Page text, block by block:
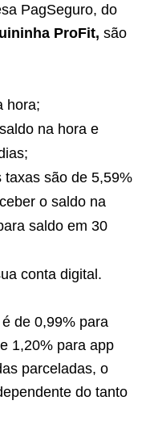
PagSeguro, do
ProFit, são
hora;
na hora e
taxas são de 5,59%
o saldo na
saldo em 30
conta digital.
de 0,99% para
1,20% para app
parceladas, o
do tanto